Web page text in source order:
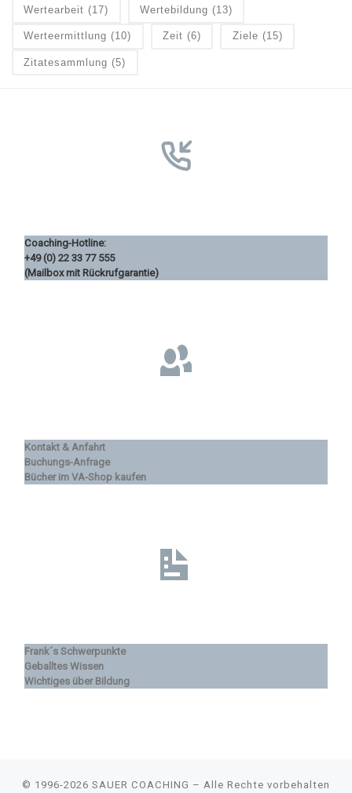
Wertearbeit (17) Wertebildung (13)
Werteermittlung (10) Zeit (6) Ziele (15)
Zitatesammlung (5)
Coaching-Hotline:
+49 (0) 22 33 77 555
(Mailbox mit Rückrufgarantie)
Kontakt & Anfahrt
Buchungs-Anfrage
Bücher im VA-Shop kaufen
Frank´s Schwerpunkte
Geballtes Wissen
Wichtiges über Bildung
© 1996-2026 SAUER COACHING – Alle Rechte vorbehalten